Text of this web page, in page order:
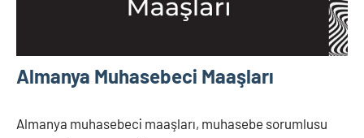
Almanya Muhasebeci Maaşları
Almanya muhasebeci maaşları, muhasebe sorumlusu